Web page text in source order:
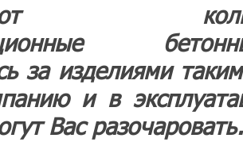
за изделиями
и в
Вас разочаровать.